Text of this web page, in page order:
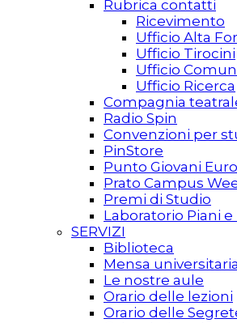
Rubrica contatti
Ricevimento
Ufficio Alta
Ufficio Tirocini
Ufficio
Ufficio Ricerca
Compagnia
Radio Spin
Convenzioni per
PinStore
Punto Giovani
Prato Campus
Premi di Studio
Laboratorio Piani
SERVIZI
Biblioteca
Mensa universitaria
Le nostre aule
Orario delle lezioni
Orario delle